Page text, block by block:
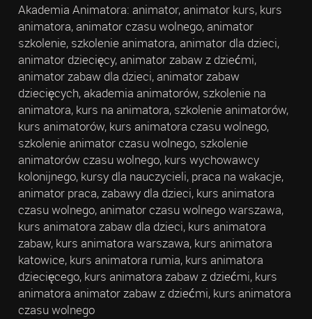
Akademia Animatora: animator, animator kurs, kurs
animatora, animator czasu wolnego, animator
szkolenie, szkolenie animatora, animator dla dzieci,
animator dziecięcy, animator zabaw z dziećmi,
animator zabaw dla dzieci, animator zabaw
dziecięcych, akademia animatorów, szkolenie na
animatora, kurs na animatora, szkolenie animatorów,
kurs animatorów, kurs animatora czasu wolnego,
szkolenie animator czasu wolnego, szkolenie
animatorów czasu wolnego, kurs wychowawcy
kolonijnego, kursy dla nauczycieli, praca na wakacje,
animator praca, zabawy dla dzieci, kurs animatora
czasu wolnego, animator czasu wolnego warszawa,
kurs animatora zabaw dla dzieci, kurs animatora
zabaw, kurs animatora warszawa, kurs animatora
katowice, kurs animatora rumia, kurs animatora
dziecięcego, kurs animatora zabaw z dziećmi, kurs
animatora animator zabaw z dziećmi, kurs animatora
czasu wolnego